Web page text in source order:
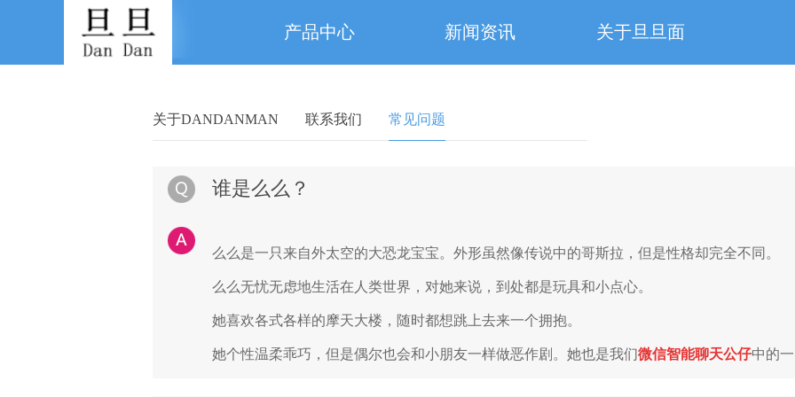
产品中心 新闻资讯 关于旦旦面
关于DANDANMAN 联系我们 常见问题
谁是么么？
么么是一只来自外太空的大恐龙宝宝。外形虽然像传说中的哥斯拉，但是性格却完全不同。
么么无忧无虑地生活在人类世界，对她来说，到处都是玩具和小点心。
她喜欢各式各样的摩天大楼，随时都想跳上去来一个拥抱。
她个性温柔乖巧，但是偶尔也会和小朋友一样做恶作剧。她也是我们微信智能聊天公仔中的